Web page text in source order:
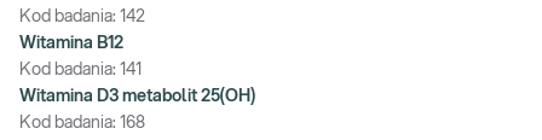
Kod badania: 142
Witamina B12
Kod badania: 141
Witamina D3 metabolit 25(OH)
Kod badania: 168